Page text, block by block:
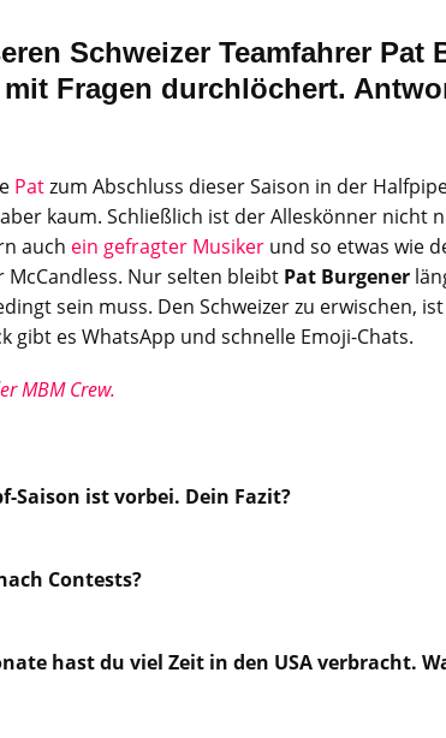
Schweizer Teamfahrer Pat
Fragen durchlöchert.
Patzum Abschluss dieser Saison in der
kaum. Schließlich ist der Alleskönner nicht
auch ein gefragter Musiker und so etwas wie
Nur selten bleibt Pat Burgener
sein muss. Den Schweizer zu erwischen,
gibt es WhatsApp und schnelle Emoji-Chats.
MBM Crew.
Saison ist vorbei. Dein Fazit?
Contests?
hast du viel Zeit in den USA verbracht.